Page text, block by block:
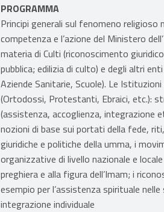
PROGRAMMA
Principi generali sul fenomeno religioso
competenza e l’azione del Ministero
materia di Culti (riconoscimento
pubblica; edilizia di culto) e degli altri
Aziende Sanitarie, Scuole). Le
(Ortodossi, Protestanti, Ebraici, etc.):
(assistenza, accoglienza, integrazione
nozioni di base sui portati della fede,
giuridiche e politiche della umma, i
organizzative di livello nazionale e
preghiera e alla figura dell’Imam; i
esempio per l’assistenza spirituale
integrazione individuale